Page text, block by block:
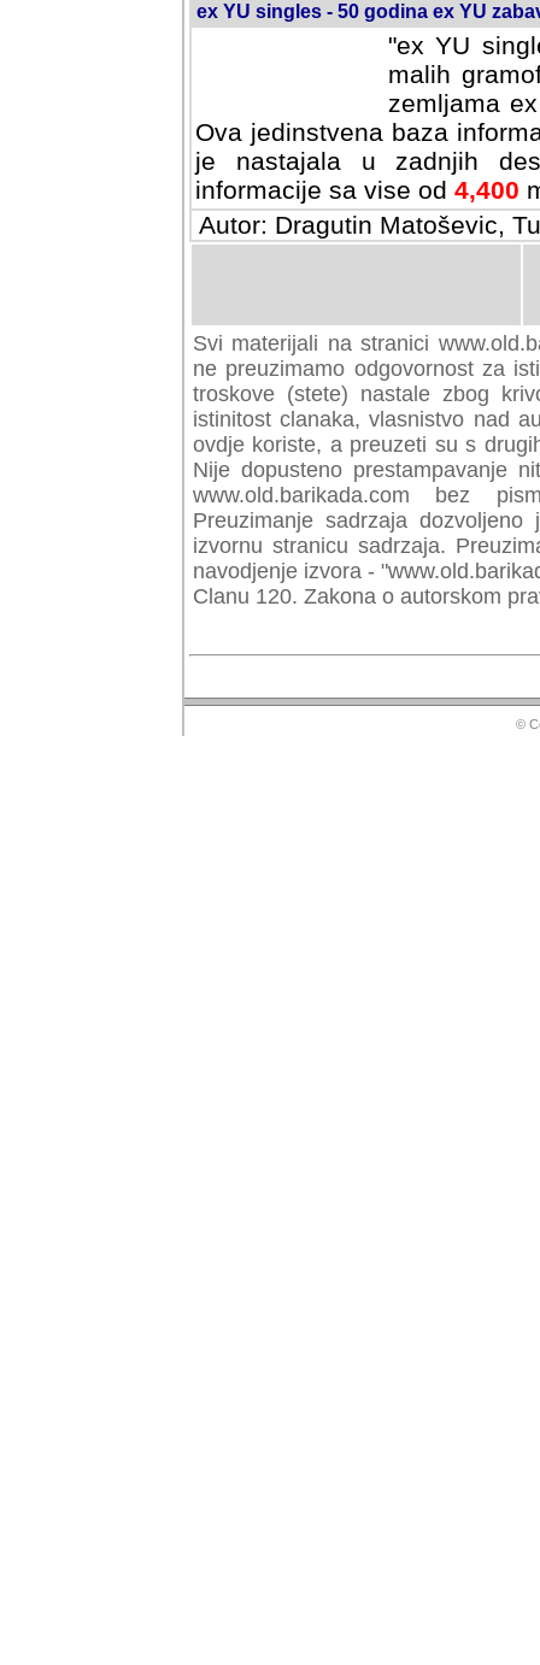
ex YU singles - 50 godina ex YU
"ex YU
malih
zemljama
Ova jedinstvena baza
je nastajala u zadnjih
informacije sa vise od 4,400
Autor: Dragutin Matoševic,
Svi materijali na stranici
preuzimamo odgovornost za
troskove (stete) nastale zbog
istinitost clanaka, vlasnistvo nad
ovdje koriste, a preuzeti su s
Nije dopusteno prestampavanje
www.old.barikada.com bez
Preuzimanje sadrzaja
izvornu stranicu sadrzaja.
navodjenje izvora -
Clanu 120. Zakona o autorskom
©